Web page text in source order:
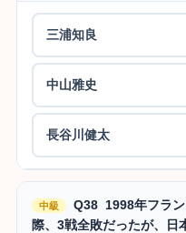
三浦知良
中山雅史
長谷川健太
中級
Q38 1998年フラ
際、3戦全敗だったが、日